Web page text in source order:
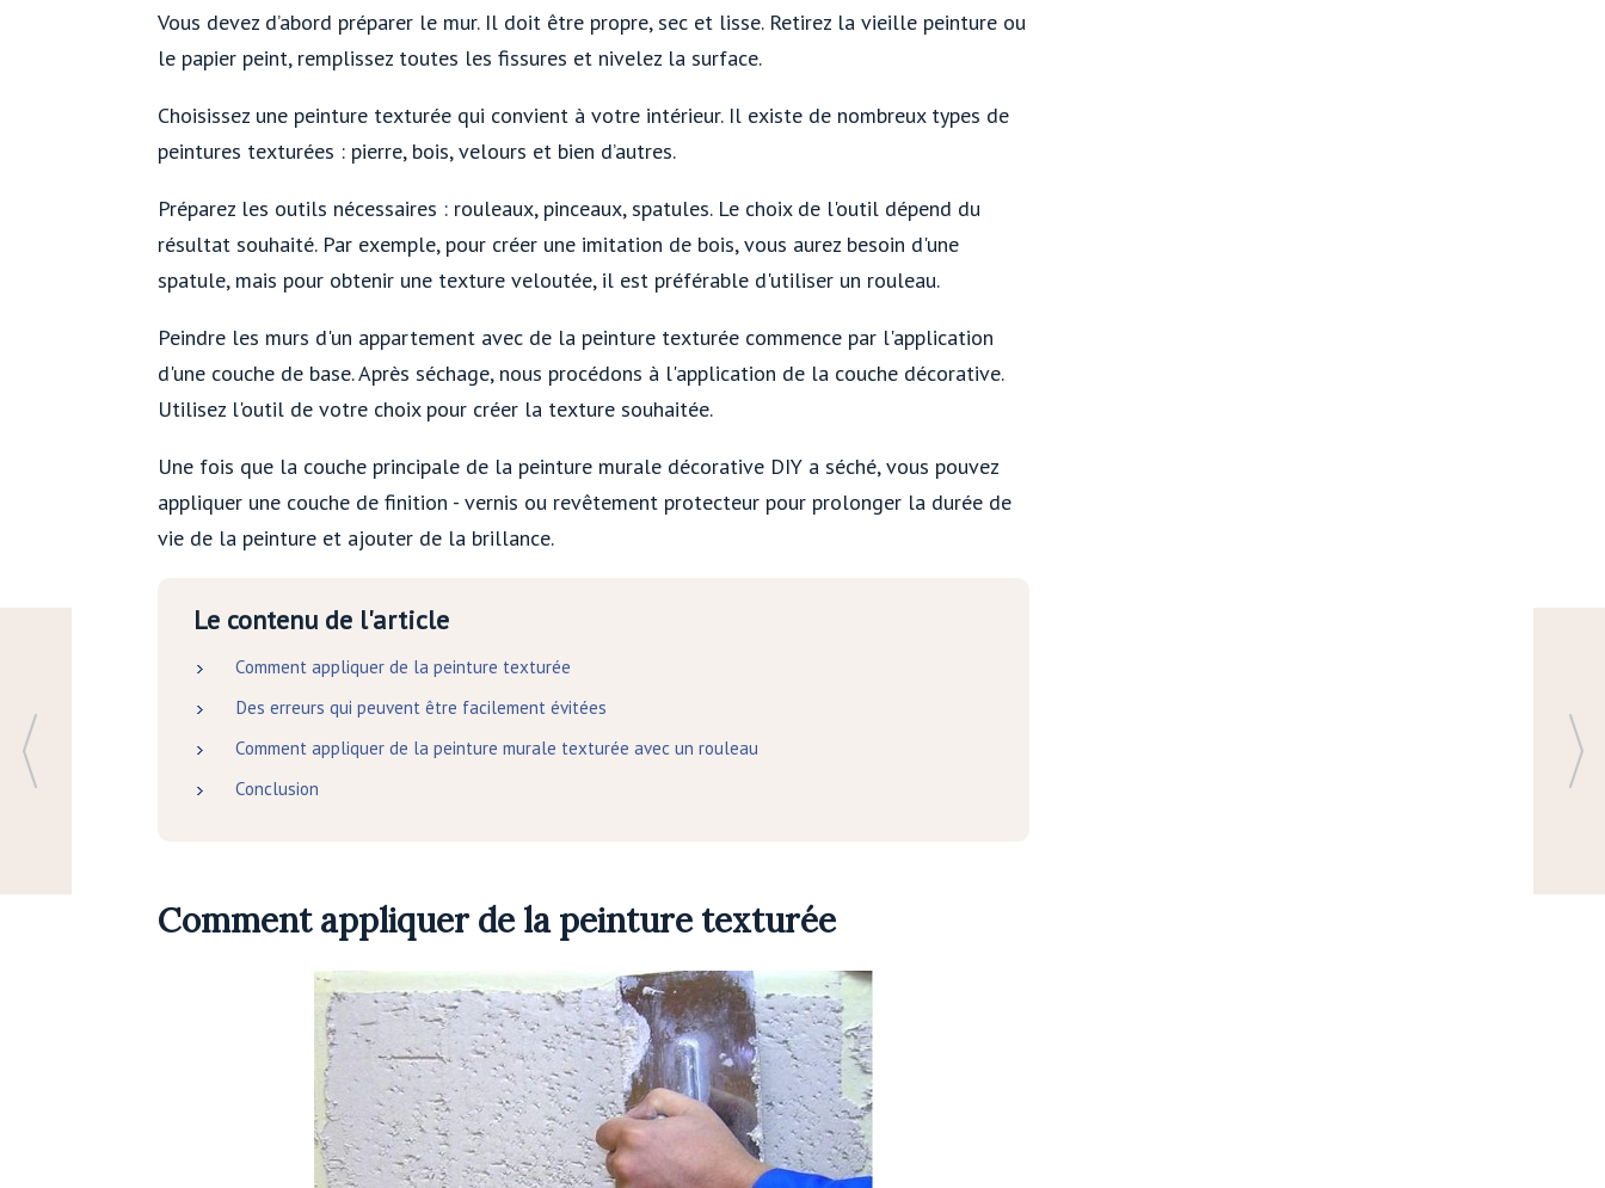
Vous devez d’abord préparer le mur. Il doit être propre, sec et lisse. Retirez la vieille peinture ou
le papier peint, remplissez toutes les fissures et nivelez la surface.
Choisissez une peinture texturée qui convient à votre intérieur. Il existe de nombreux types de
peintures texturées : pierre, bois, velours et bien d’autres.
Préparez les outils nécessaires : rouleaux, pinceaux, spatules. Le choix de l'outil dépend du
résultat souhaité. Par exemple, pour créer une imitation de bois, vous aurez besoin d'une
spatule, mais pour obtenir une texture veloutée, il est préférable d'utiliser un rouleau.
Peindre les murs d'un appartement avec de la peinture texturée commence par l'application
d'une couche de base. Après séchage, nous procédons à l'application de la couche décorative.
Utilisez l'outil de votre choix pour créer la texture souhaitée.
Une fois que la couche principale de la peinture murale décorative DIY a séché, vous pouvez
appliquer une couche de finition - vernis ou revêtement protecteur pour prolonger la durée de
vie de la peinture et ajouter de la brillance.
Le contenu de l'article
Comment appliquer de la peinture texturée
Des erreurs qui peuvent être facilement évitées
Comment appliquer de la peinture murale texturée avec un rouleau
Conclusion
Comment appliquer de la peinture texturée